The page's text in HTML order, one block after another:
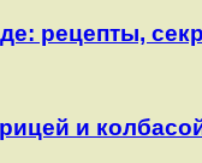
рецепты,
и